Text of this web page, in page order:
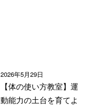
2026年5月29日
【体の使い方教室】運
動能力の土台を育てよ